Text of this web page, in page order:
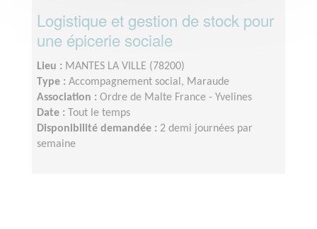
Logistique et gestion de stock pour
une épicerie sociale
Lieu : MANTES LA VILLE (78200)
Type : Accompagnement social, Maraude
Association : Ordre de Malte France - Yvelines
Date :
Tout le temps
Disponibilité demandée : 2 demi journées par
semaine